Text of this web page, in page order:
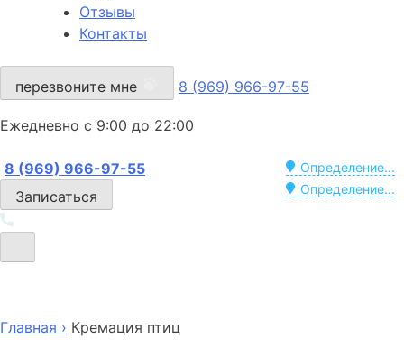
Отзывы
Контакты
перезвоните мне 8 (969) 966-97-55
Ежедневно с 9:00 до 22:00
Определение...
8 (969) 966-97-55
Определение...
Записаться
Главная › Кремация птиц